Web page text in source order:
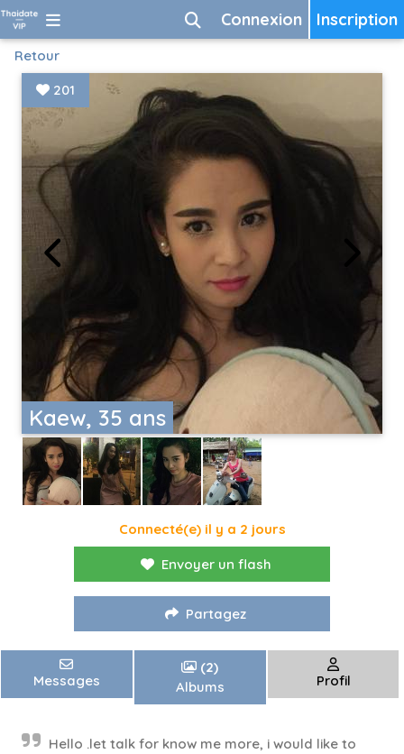
Inscription
Connexion
Retour
Kaew, 35 ans
201
Connecté(e) il y a 2 jours
Envoyer un flash
Partagez
Messages
(2)
Albums
Profil
Hello .let talk for know me more, i would like to